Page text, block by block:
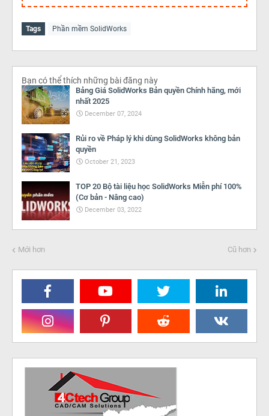
Tags Phần mềm SolidWorks
Bạn có thể thích những bài đăng này
Bảng Giá SolidWorks Bản quyền Chính hãng, mới
nhất 2025
December 07, 2024
Rủi ro về Pháp lý khi dùng SolidWorks không bản
quyền
October 21, 2023
TOP 20 Bộ tài liệu học SolidWorks Miễn phí 100%
(Cơ bản - Nâng cao)
December 03, 2022
Mới hơn Cũ hơn